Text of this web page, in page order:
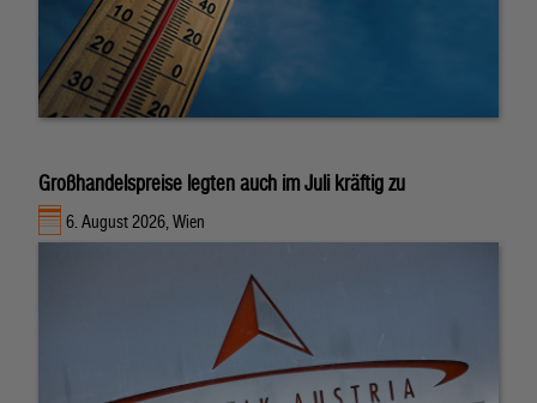
Großhandelspreise legten auch im Juli kräftig zu
6. August 2026, Wien